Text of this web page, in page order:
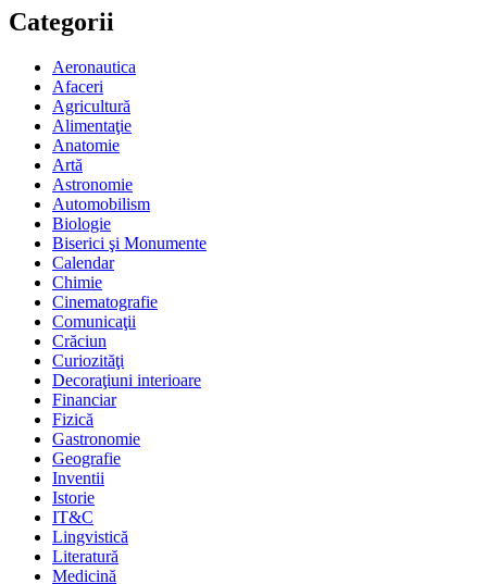
Categorii
Aeronautica
Afaceri
Agricultură
Alimentaţie
Anatomie
Artă
Astronomie
Automobilism
Biologie
Biserici şi Monumente
Calendar
Chimie
Cinematografie
Comunicaţii
Crăciun
Curiozităţi
Decoraţiuni interioare
Financiar
Fizică
Gastronomie
Geografie
Inventii
Istorie
IT&C
Lingvistică
Literatură
Medicină